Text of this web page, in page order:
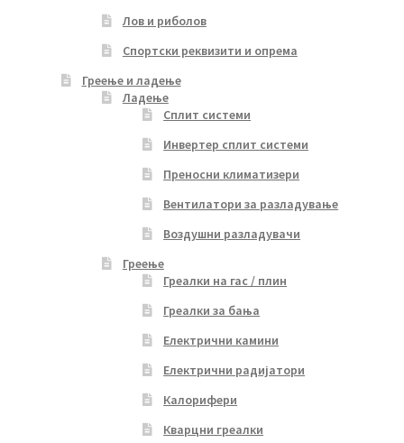
Лов и риболов
Спортски реквизити и опрема
Греење и ладење
Ладење
Сплит системи
Инвертер сплит системи
Преносни климатизери
Вентилатори за разладување
Воздушни разладувачи
Греење
Греалки на гас / плин
Греалки за бања
Електрични камини
Електрични радијатори
Калорифери
Кварцни греалки